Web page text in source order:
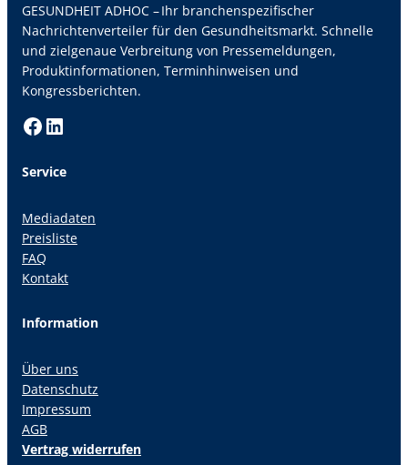
GESUNDHEIT ADHOC – Ihr branchenspezifischer
Nachrichtenverteiler für den Gesundheitsmarkt. Schnelle
und zielgenaue Verbreitung von Pressemeldungen,
Produktinformationen, Terminhinweisen und
Kongressberichten.
Facebook LinkedIn
Service
Mediadaten
Preisliste
FAQ
Kontakt
Information
Über uns
Datenschutz
Impressum
AGB
Vertrag widerrufen